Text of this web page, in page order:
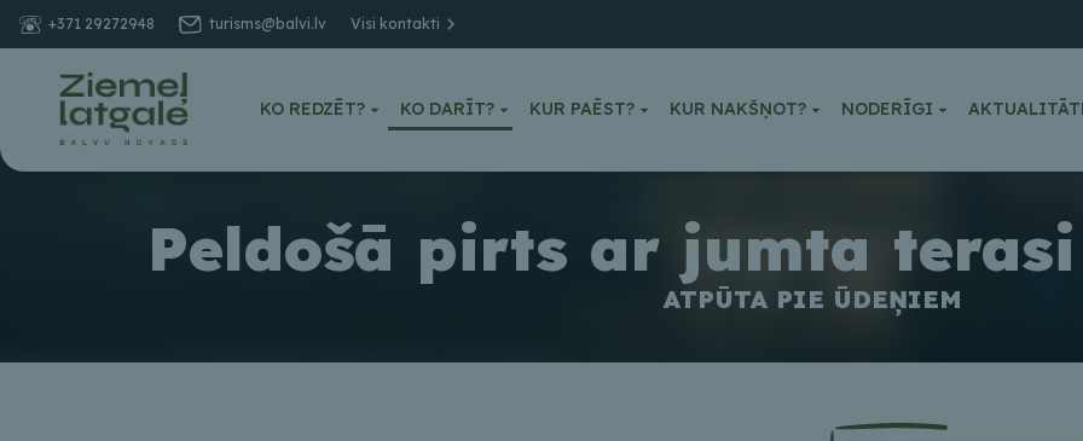
+371 29272948 turisms@balvi.lv Visi kontakti
KO REDZĒT? KO DARĪT? KUR PAĒST? KUR NAKŠŅOT? NODERĪGI
Peldošā pirts ar jumta
ATPŪTA PIE ŪDEŅIEM